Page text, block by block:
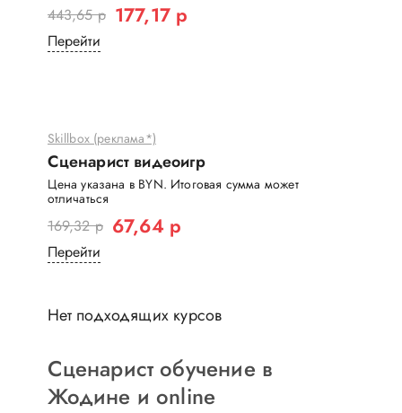
443,65 р 177,17 р
Перейти
Skillbox (реклама*)
Сценарист видеоигр
Цена указана в BYN. Итоговая сумма может
отличаться
169,32 р 67,64 р
Перейти
Нет подходящих курсов
Сценарист обучение в
Жодине и online